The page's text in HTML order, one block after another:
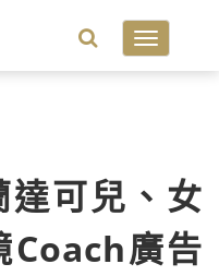
Toggle
可兒、女
Coach廣告